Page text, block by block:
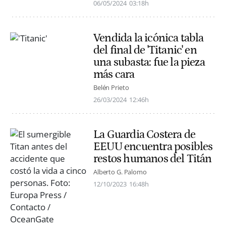
06/05/2024 03:18h
Vendida la icónica tabla
del final de 'Titanic' en
una subasta: fue la pieza
más cara
Belén Prieto
26/03/2024 12:46h
La Guardia Costera de
EEUU encuentra posibles
restos humanos del Titán
Alberto G. Palomo
12/10/2023 16:48h